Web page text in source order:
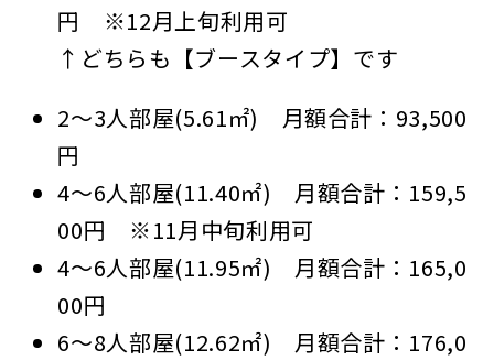
円 ※12月上旬利用可
↑どちらも【ブースタイプ】です
2～3人部屋(5.61㎡) 月額合計：93,500
円
4～6人部屋(11.40㎡) 月額合計：159,5
00円 ※11月中旬利用可
4～6人部屋(11.95㎡) 月額合計：165,0
00円
6～8人部屋(12.62㎡) 月額合計：176,0